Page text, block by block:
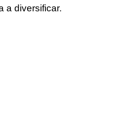
a diversificar.